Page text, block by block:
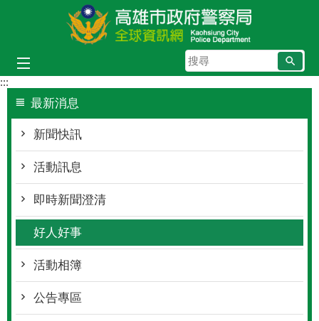
跳到主要內容區塊
搜
尋
:::
最新消息
新聞快訊
活動訊息
即時新聞澄清
好人好事
活動相簿
公告專區